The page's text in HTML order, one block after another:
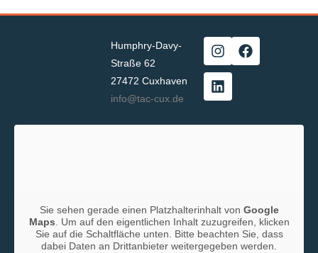
Humphry-Davy-
Straße 62
27472 Cuxhaven
info@tac-cux.de
Sie sehen gerade einen Platzhalterinhalt von Google
Maps . Um auf den eigentlichen Inhalt zuzugreifen, klicken
Sie auf die Schaltfläche unten. Bitte beachten Sie, dass
dabei Daten an Drittanbieter weitergegeben werden.